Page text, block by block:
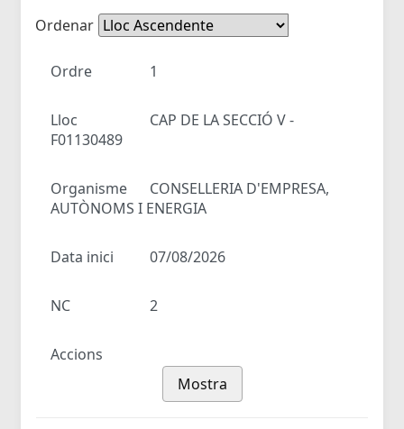
Ordenar
Ordre 1
Lloc
CAP DE LA SECCIÓ V -
F01130489
Organisme
CONSELLERIA D'EMPRESA,
AUTÒNOMS I ENERGIA
Data inici 07/08/2026
NC 2
Accions
Mostra